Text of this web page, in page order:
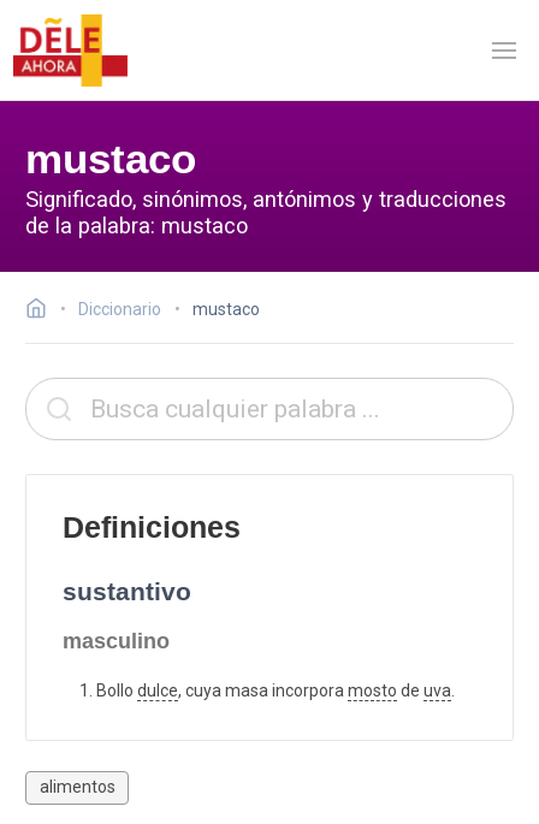
mustaco
Significado, sinónimos, antónimos y traducciones
de la palabra: mustaco
Diccionario mustaco
Definiciones
sustantivo
masculino
Bollo dulce, cuya masa incorpora mosto de uva
alimentos